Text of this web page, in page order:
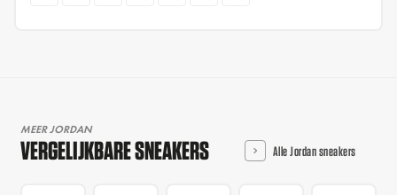
MEER JORDAN
VERGELIJKBARE SNEAKERS Alle Jordan sneakers